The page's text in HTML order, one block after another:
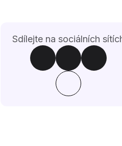
Sdílejte na sociálních